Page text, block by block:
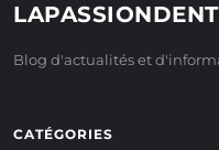
Blog d'actualités et
CATÉGORIES